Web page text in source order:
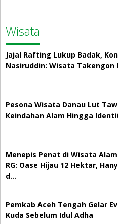
Wisata
Jajal Rafting Lukup Badak,
Nasiruddin: Wisata Takengon
Pesona Wisata Danau Lut
Keindahan Alam Hingga
Menepis Penat di Wisata
RG: Oase Hijau 12 Hektar,
d…
Pemkab Aceh Tengah Gelar
Kuda Sebelum Idul Adha